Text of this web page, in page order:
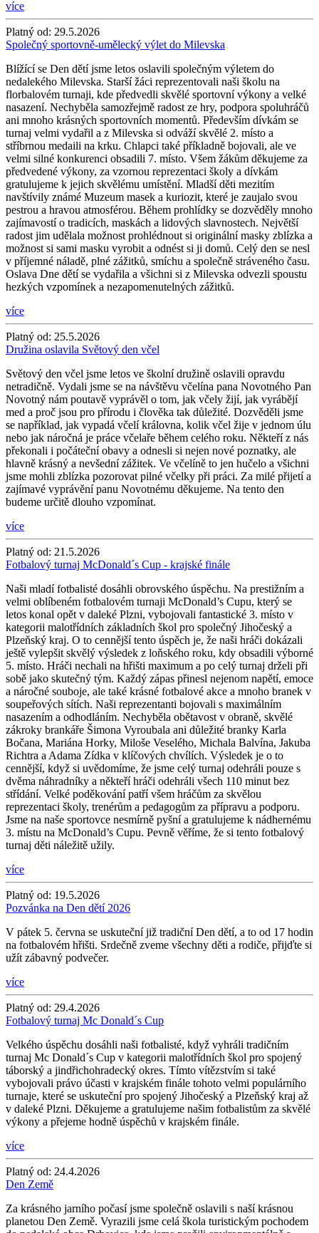
více
Platný od: 29.5.2026
Společný sportovně-umělecký výlet do Milevska
Blížící se Den dětí jsme letos oslavili společným výletem do
nedalekého Milevska. Starší žáci reprezentovali naši školu na
florbalovém turnaji, kde předvedli skvělé sportovní výkony a velké
nasazení. Nechyběla samozřejmě radost ze hry, podpora spoluhráčů
ani mnoho krásných sportovních momentů. Především dívkám se
turnaj velmi vydařil a z Milevska si odváží skvělé 2. místo a
stříbrnou medaili na krku. Chlapci také příkladně bojovali, ale ve
velmi silné konkurenci obsadili 7. místo. Všem žákům děkujeme za
předvedené výkony, za vzornou reprezentaci školy a dívkám
gratulujeme k jejich skvělému umístění. Mladší děti mezitím
navštívily známé Muzeum masek a kuriozit, které je zaujalo svou
pestrou a hravou atmosférou. Během prohlídky se dozvěděly mnoho
zajímavostí o tradicích, maskách a lidových slavnostech. Největší
radost jim udělala možnost prohlédnout si originální masky zblízka a
možnost si sami masku vyrobit a odnést si ji domů. Celý den se nesl
v příjemné náladě, plné zážitků, smíchu a společně stráveného času.
Oslava Dne dětí se vydařila a všichni si z Milevska odvezli spoustu
hezkých vzpomínek a nezapomenutelných zážitků.
více
Platný od: 25.5.2026
Družina oslavila Světový den včel
Světový den včel jsme letos ve školní družině oslavili opravdu
netradičně. Vydali jsme se na návštěvu včelína pana Novotného Pan
Novotný nám poutavě vyprávěl o tom, jak včely žijí, jak vyrábějí
med a proč jsou pro přírodu i člověka tak důležité. Dozvěděli jsme
se například, jak vypadá včelí královna, kolik včel žije v jednom úlu
nebo jak náročná je práce včelaře během celého roku. Někteří z nás
překonali i počáteční obavy a odnesli si nejen nové poznatky, ale
hlavně krásný a nevšední zážitek. Ve včelíně to jen hučelo a všichni
jsme mohli zblízka pozorovat pilné včelky při práci. Za milé přijetí a
zajímavé vyprávění panu Novotnému děkujeme. Na tento den
budeme určitě dlouho vzpomínat.
více
Platný od: 21.5.2026
Fotbalový turnaj McDonald´s Cup - krajské finále
Naši mladí fotbalisté dosáhli obrovského úspěchu. Na prestižním a
velmi oblíbeném fotbalovém turnaji McDonald’s Cupu, který se
letos konal opět v daleké Plzni, vybojovali fantastické 3. místo v
kategorii malotřídních základních škol pro společný Jihočeský a
Plzeňský kraj. O to cennější tento úspěch je, že naši hráči dokázali
ještě vylepšit skvělý výsledek z loňského roku, kdy obsadili výborné
5. místo. Hráči nechali na hřišti maximum a po celý turnaj drželi při
sobě jako skutečný tým. Každý zápas přinesl nejenom napětí, emoce
a náročné souboje, ale také krásné fotbalové akce a mnoho branek v
soupeřových sítích. Naši reprezentanti bojovali s maximálním
nasazením a odhodláním. Nechyběla obětavost v obraně, skvělé
zákroky brankáře Šimona Vyroubala ani důležité branky Karla
Bočana, Mariána Horky, Miloše Veselého, Michala Balvína, Jakuba
Richtra a Adama Zídka v klíčových chvílích. Výsledek je o to
cennější, když si uvědomíme, že jsme celý turnaj odehráli pouze s
dvěma náhradníky a někteří hráči odehráli všech 110 minut bez
střídání. Velké poděkování patří všem hráčům za skvělou
reprezentaci školy, trenérům a pedagogům za přípravu a podporu.
Jsme na naše sportovce nesmírně pyšní a gratulujeme k nádhernému
3. místu na McDonald’s Cupu. Pevně věříme, že si tento fotbalový
turnaj děti náležitě užily.
více
Platný od: 19.5.2026
Pozvánka na Den dětí 2026
V pátek 5. června se uskuteční již tradiční Den dětí, a to od 17 hodin
na fotbalovém hřišti. Srdečně zveme všechny děti a rodiče, přijďte si
užít zábavný podvečer.
více
Platný od: 29.4.2026
Fotbalový turnaj Mc Donald´s Cup
Velkého úspěchu dosáhli naši fotbalisté, když vyhráli tradičním
turnaj Mc Donald´s Cup v kategorii malotřídních škol pro spojený
táborský a jindřichohradecký okres. Tímto vítězstvím si také
vybojovali právo účasti v krajském finále tohoto velmi populárního
turnaje, které se uskuteční pro spojený Jihočeský a Plzeňský kraj až
v daleké Plzni. Děkujeme a gratulujeme našim fotbalistům za skvělé
výkony a přejeme hodně úspěchů v krajském finále.
více
Platný od: 24.4.2026
Den Země
Za krásného jarního počasí jsme společně oslavili s naší krásnou
planetou Den Země. Vyrazili jsme celá škola turistickým pochodem